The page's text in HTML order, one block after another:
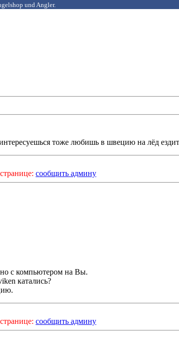
und Angler.
тоже любишь в швецию на лёд
сообщить админу
с компьютером на Вы.
катались?
сообщить админу